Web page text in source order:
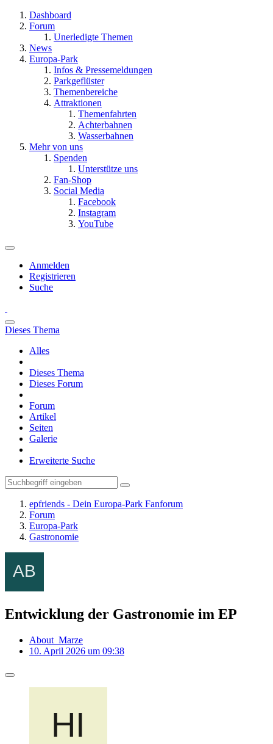
Dashboard
Forum
Unerledigte Themen
News
Europa-Park
Infos & Pressemeldungen
Parkgeflüster
Themenbereiche
Attraktionen
Themenfahrten
Achterbahnen
Wasserbahnen
Mehr von uns
Spenden
Unterstütze uns
Fan-Shop
Social Media
Facebook
Instagram
YouTube
Anmelden
Registrieren
Suche
Dieses Thema
Alles
Dieses Thema
Dieses Forum
Forum
Artikel
Seiten
Galerie
Erweiterte Suche
epfriends - Dein Europa-Park Fanforum
Forum
Europa-Park
Gastronomie
Entwicklung der Gastronomie im EP
About_Marze
10. April 2026 um 09:38